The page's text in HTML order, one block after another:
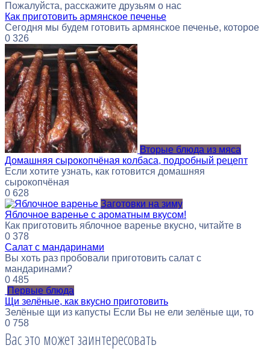
Пожалуйста, расскажите друзьям о нас
Как приготовить армянское печенье
Сегодня мы будем готовить армянское печенье, которое
0 326
Вторые блюда из мяса
Домашняя сырокопчёная колбаса, подробный рецепт
Если хотите узнать, как готовится домашняя
сырокопчёная
0 628
Заготовки на зиму
Яблочное варенье с ароматным вкусом!
Как приготовить яблочное варенье вкусно, читайте в
0 378
Салат с мандаринами
Вы хоть раз пробовали приготовить салат с
мандаринами?
0 485
Первые блюда
Щи зелёные, как вкусно приготовить
Зелёные щи из капусты Если Вы не ели зелёные щи, то
0 758
Вас это может заинтересовать